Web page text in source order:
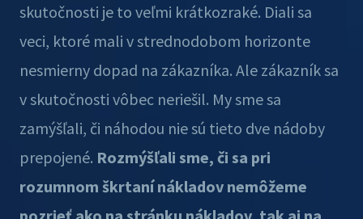
skutočnosti je to veľmi krátkozraké. Diali sa
veci, ktoré mali v strednodobom horizonte
nesmierny dopad na zákazníka. Ale zákazník sa
v skutočnosti vôbec neriešil. My sme sa
zamýšľali, či náhodou nie sú tieto dve nádoby
prepojené. Rozmýšľali sme, či sa pri
rozumnom škrtaní nákladov nemôžeme